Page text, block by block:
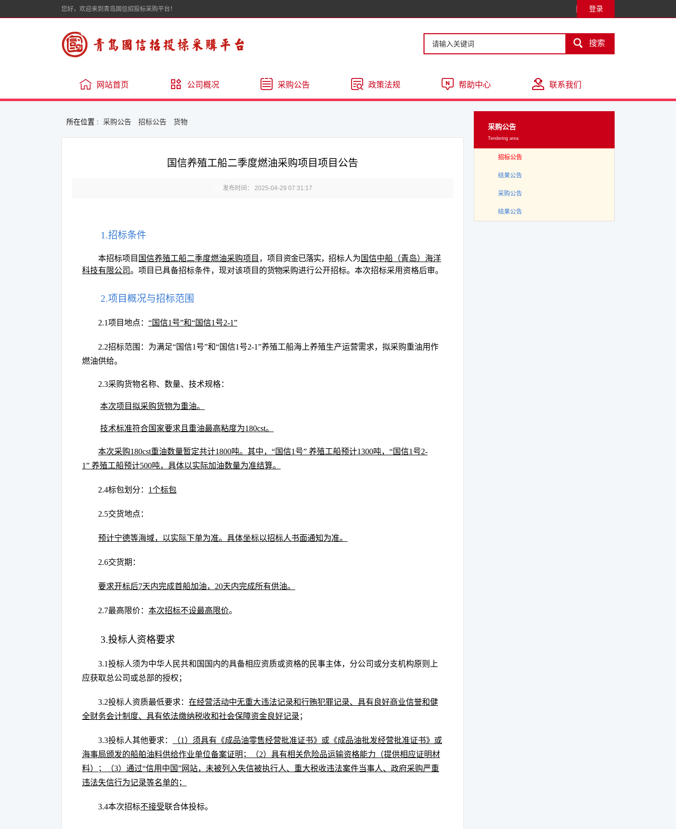
您好，欢迎来到青岛国信招投标采购平台！ 登录
 搜索
网站首页 公司概况 采购公告 政策法规 帮助中心 联系我们
所在位置 : 采购公告 招标公告 货物
国信养殖工船二季度燃油采购项目项目公告
发布时间： 2025-04-29 07:31:17
1.招标条件
本招标项目 国信养殖工船二季度燃油采购项目 ，项目 资金已落实， 招标人为 国信中船（青岛）海洋
科技有限公司。项目已具备招标条件，现对该项目的货物采购进行公开招标。本次招标采用资格后审。
2.项目概况与招标范围
2.1项目地点： “国信1号”和“国信1号2-1”
2.2招标范围：为满足“国信1号”和“国信1号2-1”养殖工船海上养殖生产运营需求，拟采购重油用作
燃油供给。
2.3采购货物名称、数量、技术规格：
本次项目拟采购货物为重油。
技术标准符合国家要求且重油最高粘度为180cst。
本次采购180cst重油数量暂定共计1800吨。其中， “国信1号” 养殖工船预计1300吨，“国信1号2-
1” 养殖工船预计500吨， 具体以实际加油数量为准结算。
2.4标包划分 ： 1个标包
2.5交货地点：
预计宁德等海域，以实际下单为准。具体坐标以招标人书面通知为准。
2.6交货期：
要求开标后7天内完成首船加油，20天内完成所有供油。
2.7最高限价： 本次招标不设最高限价。
3.投标人资格要求
3.1投标人须为中华人民共和国国内的具备相应资质或资格的民事主体，分公司或分支机构原则上
应获取总公司或总部的授权；
3.2投标人资质最低要求： 在经营活动中无重大违法记录和行贿犯罪记录、具有良好商业信誉和健
全财务会计制度、具有依法缴纳税收和社会保障资金良好记录 ；
3.3投标人其他要求： （1）须具有《成品油零售经营批准证书》或《成品油批发经营批准证书》或
海事局颁发的船舶油料供给作业单位备案证明；（2）具有相关危险品运输资格能力（提供相应证明材
料）；（3）通过“信用中国”网站，未被列入失信被执行人、重大税收违法案件当事人、政府采购严重
违法失信行为记录等名单的；
3.4本次招标不接受联合体投标。
采购公告
Tendering area
招标公告
结果公告
采购公告
结果公告